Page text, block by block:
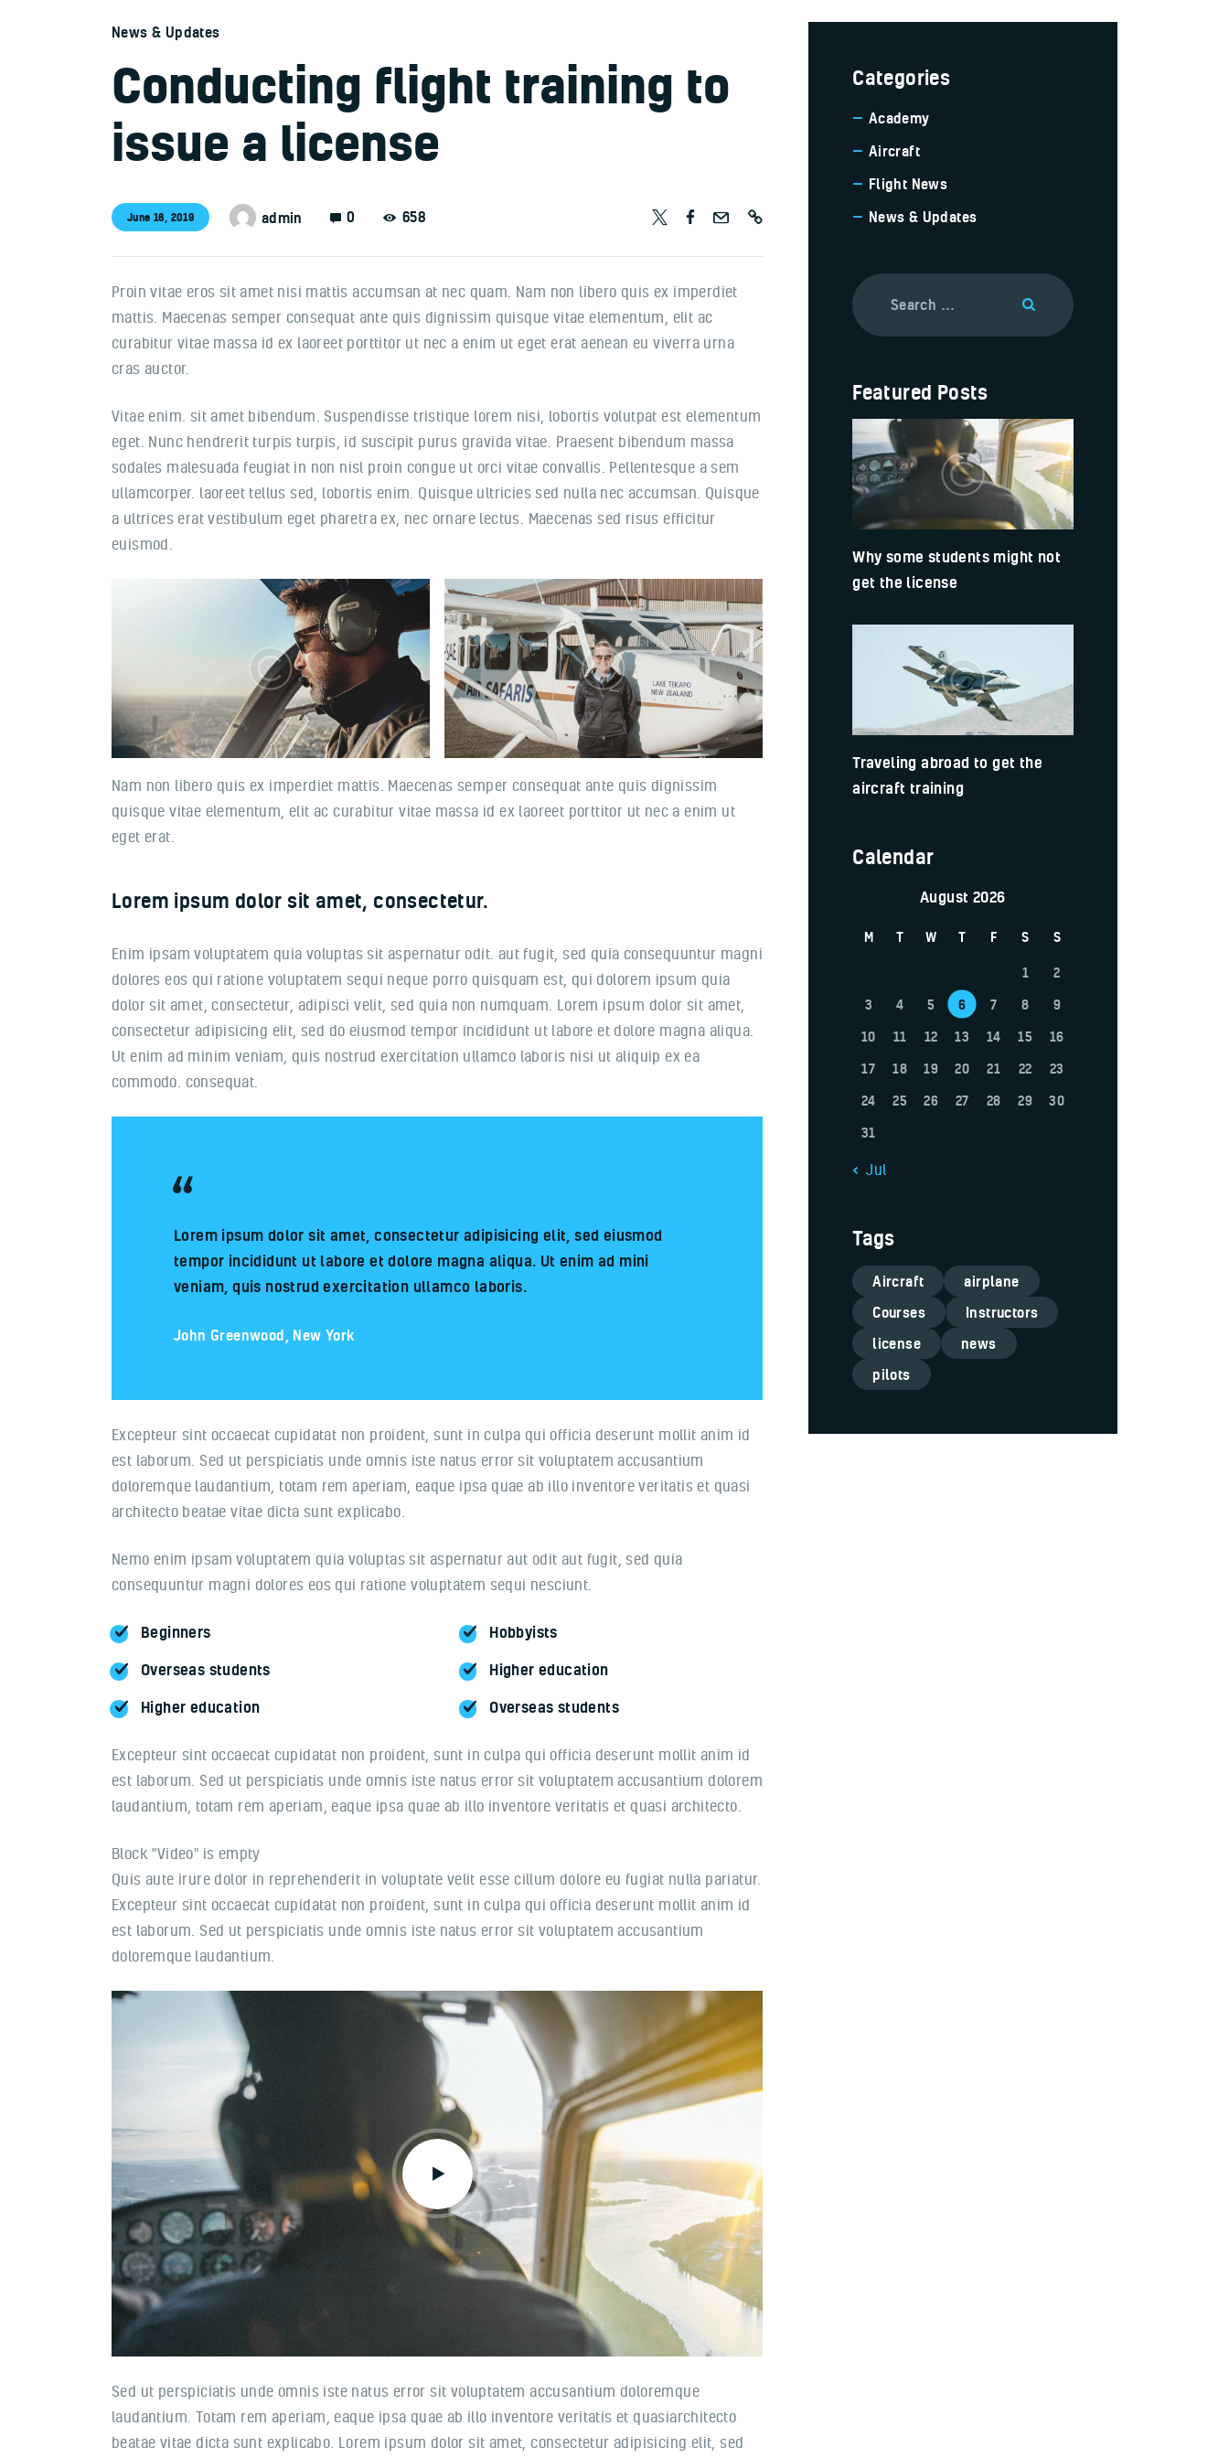
News & Updates
Conducting flight training to
issue a license
June 16, 2019 admin 0 658
Proin vitae eros sit amet nisi mattis accumsan at nec quam. Nam non libero quis ex imperdiet
mattis. Maecenas semper consequat ante quis dignissim quisque vitae elementum, elit ac
curabitur vitae massa id ex laoreet porttitor ut nec a enim ut eget erat aenean eu viverra urna
cras auctor.
Vitae enim. sit amet bibendum. Suspendisse tristique lorem nisi, lobortis volutpat est elementum
eget. Nunc hendrerit turpis turpis, id suscipit purus gravida vitae. Praesent bibendum massa
sodales malesuada feugiat in non nisl proin congue ut orci vitae convallis. Pellentesque a sem
ullamcorper. laoreet tellus sed, lobortis enim. Quisque ultricies sed nulla nec accumsan. Quisque
a ultrices erat vestibulum eget pharetra ex, nec ornare lectus. Maecenas sed risus efficitur
euismod.
Nam non libero quis ex imperdiet mattis. Maecenas semper consequat ante quis dignissim
quisque vitae elementum, elit ac curabitur vitae massa id ex laoreet porttitor ut nec a enim ut
eget erat.
Lorem ipsum dolor sit amet, consectetur.
Enim ipsam voluptatem quia voluptas sit aspernatur odit. aut fugit, sed quia consequuntur magni
dolores eos qui ratione voluptatem sequi neque porro quisquam est, qui dolorem ipsum quia
dolor sit amet, consectetur, adipisci velit, sed quia non numquam. Lorem ipsum dolor sit amet,
consectetur adipisicing elit, sed do eiusmod tempor incididunt ut labore et dolore magna aliqua.
Ut enim ad minim veniam, quis nostrud exercitation ullamco laboris nisi ut aliquip ex ea
commodo. consequat.
Lorem ipsum dolor sit amet, consectetur adipisicing elit, sed eiusmod
tempor incididunt ut labore et dolore magna aliqua. Ut enim ad mini
veniam, quis nostrud exercitation ullamco laboris.
John Greenwood, New York
Excepteur sint occaecat cupidatat non proident, sunt in culpa qui officia deserunt mollit anim id
est laborum. Sed ut perspiciatis unde omnis iste natus error sit voluptatem accusantium
doloremque laudantium, totam rem aperiam, eaque ipsa quae ab illo inventore veritatis et quasi
architecto beatae vitae dicta sunt explicabo.
Nemo enim ipsam voluptatem quia voluptas sit aspernatur aut odit aut fugit, sed quia
consequuntur magni dolores eos qui ratione voluptatem sequi nesciunt.
Beginners
Overseas students
Higher education
Hobbyists
Higher education
Overseas students
Excepteur sint occaecat cupidatat non proident, sunt in culpa qui officia deserunt mollit anim id
est laborum. Sed ut perspiciatis unde omnis iste natus error sit voluptatem accusantium dolorem
laudantium, totam rem aperiam, eaque ipsa quae ab illo inventore veritatis et quasi architecto.
Block "Video" is empty
Quis aute irure dolor in reprehenderit in voluptate velit esse cillum dolore eu fugiat nulla pariatur.
Excepteur sint occaecat cupidatat non proident, sunt in culpa qui officia deserunt mollit anim id
est laborum. Sed ut perspiciatis unde omnis iste natus error sit voluptatem accusantium
doloremque laudantium.
Sed ut perspiciatis unde omnis iste natus error sit voluptatem accusantium doloremque
laudantium. Totam rem aperiam, eaque ipsa quae ab illo inventore veritatis et quasiarchitecto
beatae vitae dicta sunt explicabo. Lorem ipsum dolor sit amet, consectetur adipisicing elit, sed
Categories
Academy
Aircraft
Flight News
News & Updates
Featured Posts
Why some students might not
get the license
Traveling abroad to get the
aircraft training
Calendar
August 2026
M T W T F S S
1
2
3
4 5 6 7 8
9
10
11 12 13 14 15
16
17
18 19 20 21 22
23
24
25 26 27 28 29
30
31
« Jul
Tags
Aircraft
airplane
Courses
Instructors
license
news
pilots